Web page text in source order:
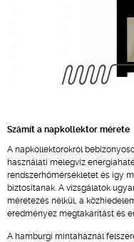
Számít a napkollektor mérete
A napkollektorokról
használati melegvíz
rendszerhőmérsékletet és így
biztosítanak. A vizsgálatok
méretezés nélkül, a
eredményez megtakarítást és
A hamburgi mintaháznál